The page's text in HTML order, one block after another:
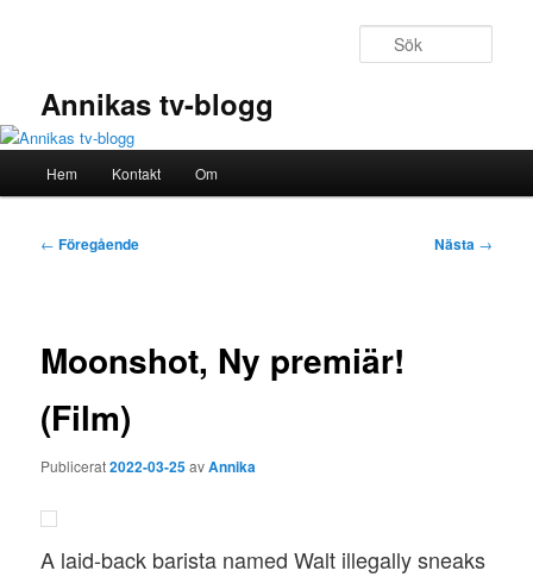
Annikas tv-blogg
Hem Kontakt Om
Inläggsnavigering
← Föregående Nästa →
Moonshot, Ny premiär!
(Film)
Publicerat2022-03-25avAnnika
A laid-back barista named Walt illegally sneaks